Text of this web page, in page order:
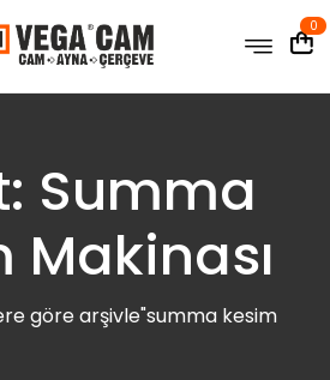
0
Summa
Makinası
göre arşivle"summa kesim